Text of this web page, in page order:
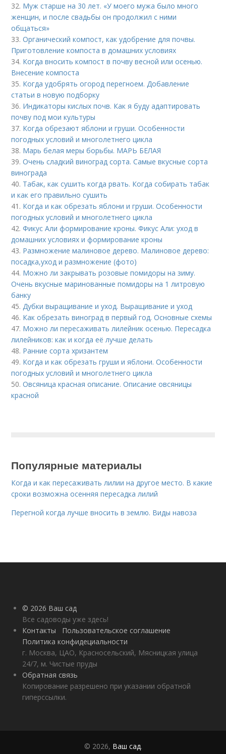
32. Муж старше на 30 лет. «У моего мужа было много
женщин, и после свадьбы он продолжил с ними
общаться»
33.Органический компост, как удобрение для почвы.
Приготовление компоста в домашних условиях
34. Когда вносить компост в почву весной или осенью.
Внесение компоста
35. Когда удобрять огород перегноем. Добавление
статьи в новую подборку
36. Индикаторы кислых почв. Как я буду адаптировать
почву под мои культуры
37. Когда обрезают яблони и груши. Особенности
погодных условий и многолетнего цикла
38. Марь белая меры борьбы. МАРЬ БЕЛАЯ
39.Очень сладкий виноград сорта. Самые вкусные сорта
винограда
40. Табак, как сушить когда рвать. Когда собирать табак
и как его правильно сушить
41. Когда и как обрезать яблони и груши. Особенности
погодных условий и многолетнего цикла
42.Фикус Али формирование кроны. Фикус Али: уход в
домашних условиях и формирование кроны
43. Размножение малиновое дерево. Малиновое дерево:
посадка,уход и размножение (фото)
44. Можно ли закрывать розовые помидоры на зиму.
Очень вкусные маринованные помидоры на 1 литровую
банку
45.Дубки выращивание и уход. Выращивание и уход
46. Как обрезать виноград в первый год. Основные схемы
47. Можно ли пересаживать лилейник осенью. Пересадка
лилейников: как и когда её лучше делать
48. Ранние сорта хризантем
49. Когда и как обрезать груши и яблони. Особенности
погодных условий и многолетнего цикла
50.Овсяница красная описание. Описание овсяницы
красной
Популярные материалы
Когда и как пересаживать лилии на другое место. В какие
сроки возможна осенняя пересадка лилий
Перегной когда лучше вносить в землю. Виды навоза
© 2026 Ваш сад
Все садоводы уже здесь!
Контакты
Пользовательское соглашение
Политика конфидециальности
г. Москва, ЦАО, Красносельский, Мясницкая улица
24/7, м. Чистые пруды
Обратная связь
Копирование разрешено при указании обратной
гиперссылки.
© 2026, Ваш сад.